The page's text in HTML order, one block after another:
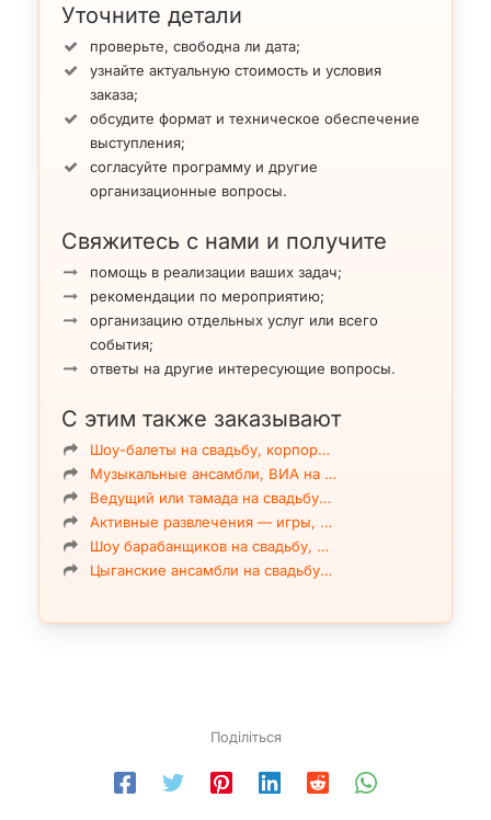
Уточните детали
проверьте, свободна ли дата;
узнайте актуальную стоимость и условия
заказа;
обсудите формат и техническое обеспечение
выступления;
согласуйте программу и другие
организационные вопросы.
Свяжитесь с нами и получите
помощь в реализации ваших задач;
рекомендации по мероприятию;
организацию отдельных услуг или всего
события;
ответы на другие интересующие вопросы.
С этим также заказывают
Шоу-балеты на свадьбу, корпор…
Музыкальные ансамбли, ВИА на …
Ведущий или тамада на свадьбу…
Активные развлечения — игры, …
Шоу барабанщиков на свадьбу, …
Цыганские ансамбли на свадьбу…
Поділіться